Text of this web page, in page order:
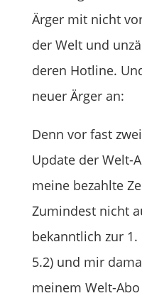
Ärger mit nicht
der Welt und
deren Hotline.
neuer Ärger an:
Denn vor fast
Update der Welt-
meine bezahlte
Zumindest nicht
bekanntlich zur 1.
5.2) und mir
meinem Welt-